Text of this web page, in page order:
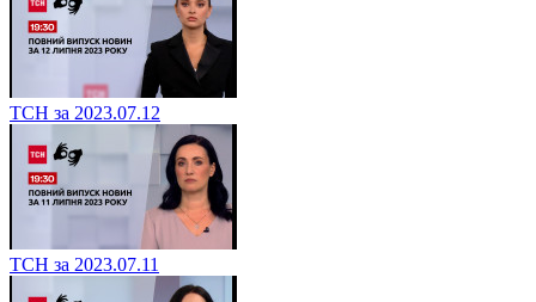
ТСН за 2023.07.12
ТСН за 2023.07.11